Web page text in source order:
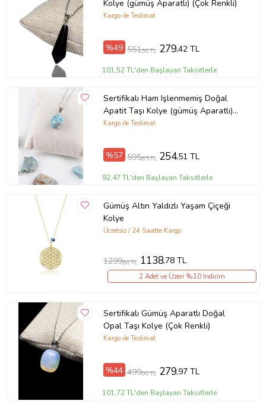
Kolye (gümüş Aparatlı) (Çok Renkli)
Kargo ile Teslimat
%49 551,90 TL 279,42 TL
101,52 TL'den Başlayan Taksitlerle
Sertifikalı Ham Işlenmemiş Doğal
Apatit Taşı Kolye (gümüş Aparatlı)
(Çok Renkli)
Kargo ile Teslimat
%57 595,65 TL 254,51 TL
92,47 TL'den Başlayan Taksitlerle
Gümüş Altın Yaldızlı Yaşam Çiçeği
Kolye
Ücretsiz / 24 Saatte Kargo
1299,80 TL 1138,78 TL
2 Adet ve Üzeri %10 İndirim
Sertifikalı Gümüş Aparatlı Doğal
Opal Taşı Kolye (Çok Renkli)
Kargo ile Teslimat
%44 499,00 TL 279,97 TL
101,72 TL'den Başlayan Taksitlerle